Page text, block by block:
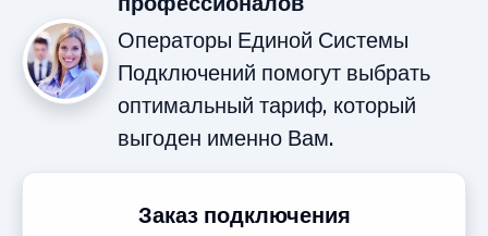
Операторы Единой Системы
Подключений помогут выбрать
оптимальный тариф, который
выгоден именно Вам.
Заказ подключения